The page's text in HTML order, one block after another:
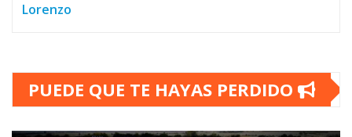
Lorenzo
PUEDE QUE TE HAYAS PERDIDO